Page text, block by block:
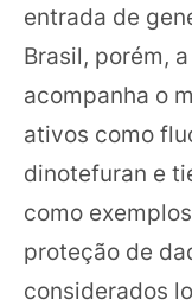
entrada de
Brasil, porém,
acompanha o
ativos como
dinotefuran e
como
proteção de
considerados